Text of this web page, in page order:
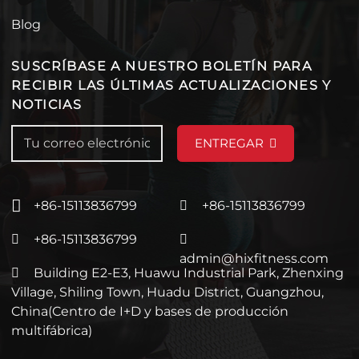
Blog
SUSCRÍBASE A NUESTRO BOLETÍN PARA
RECIBIR LAS ÚLTIMAS ACTUALIZACIONES Y
NOTICIAS
ENTREGAR
+86-15113836799 +86-15113836799
+86-15113836799
admin@hixfitness.com
Building E2-E3, Huawu Industrial Park, Zhenxing
Village, Shiling Town, Huadu District, Guangzhou,
China(Centro de I+D y bases de producción
multifábrica)